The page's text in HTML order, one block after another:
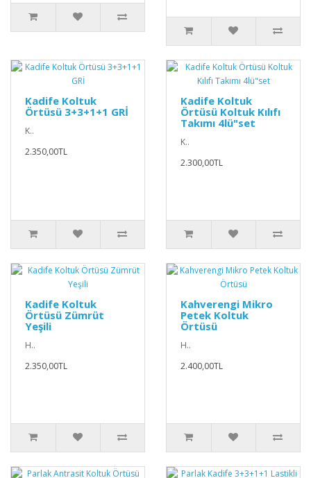
Kadife Koltuk
Örtüsü 3+3+1+1 GRİ
K..
2.350,00TL
Kadife Koltuk
Örtüsü Koltuk Kılıfı
Takımı 4lü"set
K..
2.300,00TL
Kadife Koltuk
Örtüsü Zümrüt
Yeşili
H..
2.350,00TL
Kahverengi Mikro
Petek Koltuk
Örtüsü
H..
2.400,00TL